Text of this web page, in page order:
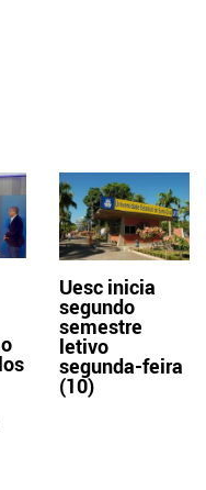
Uesc inicia
segundo
semestre
letivo
segunda-feira
(10)